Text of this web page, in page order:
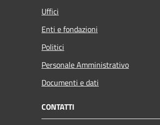
Uffici
Enti e fondazioni
Politici
Personale Amministrativo
Documenti e dati
CONTATTI